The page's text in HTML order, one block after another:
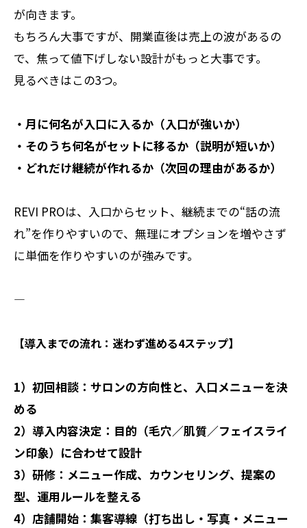
が向きます。
もちろん大事ですが、開業直後は売上の波があるの
で、焦って値下げしない設計がもっと大事です。
見るべきはこの3つ。
・月に何名が入口に入るか（入口が強いか）
・そのうち何名がセットに移るか（説明が短いか）
・どれだけ継続が作れるか（次回の理由があるか）
REVI PROは、入口からセット、継続までの“話の流
れ”を作りやすいので、無理にオプションを増やさず
に単価を作りやすいのが強みです。
――――――――――
【導入までの流れ：迷わず進める4ステップ】
1）初回相談：サロンの方向性と、入口メニューを決
める
2）導入内容決定：目的（毛穴／肌質／フェイスライ
ン印象）に合わせて設計
3）研修：メニュー作成、カウンセリング、提案の
型、運用ルールを整える
4）店舗開始：集客導線（打ち出し・写真・メニュー